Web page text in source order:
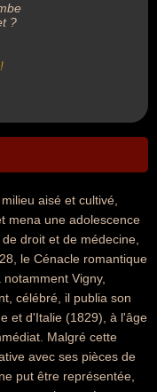
?
aisé et cultivé,
mena une adolescence
droit et de médecine,
le Cénacle romantique
Vigny,
célébré, il publia son
et d'Italie (1829), à l'âge
Malgré cette
avec ses pièces de
put être représentée,